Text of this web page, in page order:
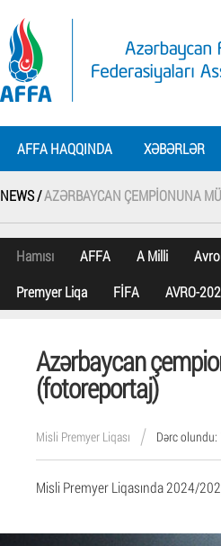
AFFA HAQQINDA XƏBƏRLƏR
NEWS /AZƏRBAYCAN ÇEMPIONUNA
Hamısı AFFA A Milli
Premyer Liqa
FİFA AVRO-
Azərbaycan
(fotoreportaj)
Misli Premyer Liqası Dərc olundu:
Misli Premyer Liqasında 2024/